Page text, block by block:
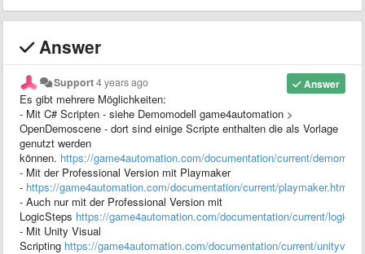
Answer
Answer
Support4 years ago
Es gibt mehrere Möglichkeiten:
- Mit C# Scripten - siehe Demomodell game4automation >
OpenDemoscene - dort sind einige Scripte enthalten die als Vorlage
genutzt werden
können. https://game4automation.com/documentation/current/
- Mit der Professional Version mit Playmaker
- https://game4automation.com/documentation/current/playmaker.html
- Auch nur mit der Professional Version mit
LogicSteps https://game4automation.com/documentation/current/
- Mit Unity Visual
Scripting https://game4automation.com/documentation/current/